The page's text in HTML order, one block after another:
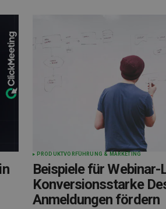
PRODUKTVORFÜHRUNG & MARKETING
Beispiele für Webinar-
Konversionsstarke
Anmeldungen fördern